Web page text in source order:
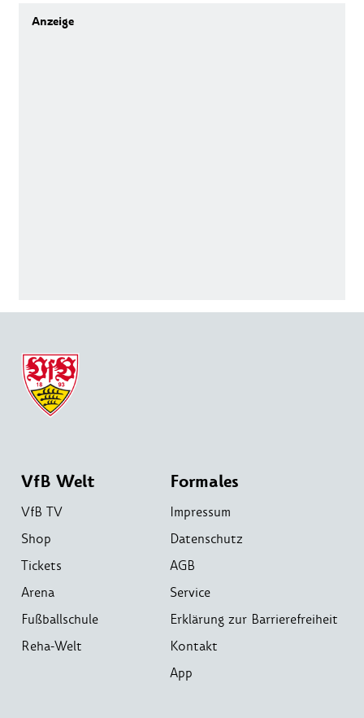
VfB Welt
VfB TV
Shop
Tickets
Arena
Fußballschule
Reha-Welt
Formales
Impressum
Datenschutz
AGB
Service
Erklärung zur Barrierefreiheit
Kontakt
App